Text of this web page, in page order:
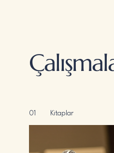
01 Kitaplar